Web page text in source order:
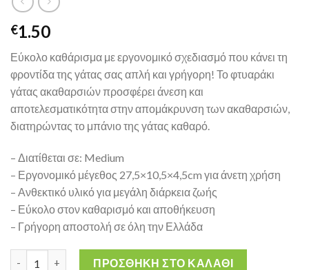
€1.50
Εύκολο καθάρισμα με εργονομικό σχεδιασμό που κάνει τη
φροντίδα της γάτας σας απλή και γρήγορη! Το φτυαράκι
γάτας ακαθαρσιών προσφέρει άνεση και
αποτελεσματικότητα στην απομάκρυνση των ακαθαρσιών,
διατηρώντας το μπάνιο της γάτας καθαρό.
– Διατίθεται σε: Medium
– Εργονομικό μέγεθος 27,5×10,5×4,5cm για άνετη χρήση
– Ανθεκτικό υλικό για μεγάλη διάρκεια ζωής
– Εύκολο στον καθαρισμό και αποθήκευση
– Γρήγορη αποστολή σε όλη την Ελλάδα
Miss Φτυαράκι Ακαθαρσιών Γκρι 27,5x10,5x4,5cm – Φτυαράκι
ΠΡΟΣΘΉΚΗ ΣΤΟ ΚΑΛΆΘΙ